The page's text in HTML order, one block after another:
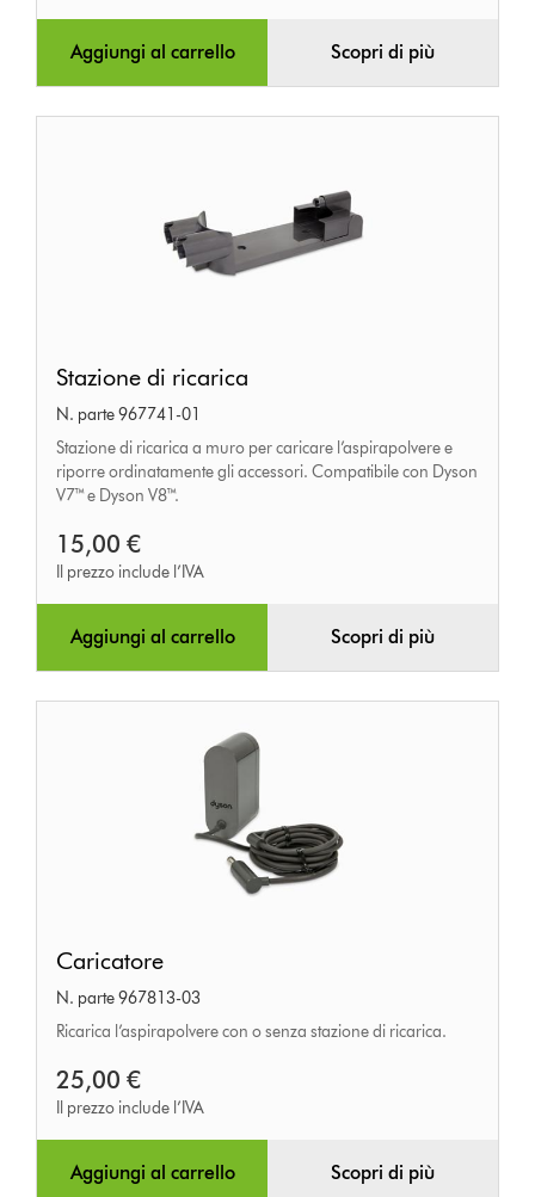
Aggiungi al carrello Scopri di più
di
ricarica
Stazione di ricarica
N. parte 967741-01
Stazione di ricarica a muro per caricare l’aspirapolvere e
riporre ordinatamente gli accessori. Compatibile con Dyson
V7™ e Dyson V8™.
15,00 €
Il prezzo include l’IVA
Aggiungi al carrello Scopri di più
Caricatore
N. parte 967813-03
Ricarica l’aspirapolvere con o senza stazione di ricarica.
25,00 €
Il prezzo include l’IVA
Aggiungi al carrello Scopri di più